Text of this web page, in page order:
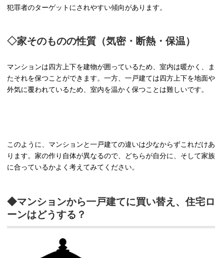
犯罪者のターゲットにされやすい傾向があります。
◇家そのものの性質（気密・断熱・保温）
マンションは四方上下を建物が囲っているため、室内は暖かく、ま
たそれを保つことができます。一方、一戸建ては四方上下を地面や
外気に覆われているため、室内を温かく保つことは難しいです。
このように、マンションと一戸建ての違いは少なからずこれだけあ
ります。家の作り自体が異なるので、どちらが自分に、そして家族
に合っているかよく考えてみてください。
◆マンションから一戸建てに買い替え、住宅ロ
ーンはどうする？